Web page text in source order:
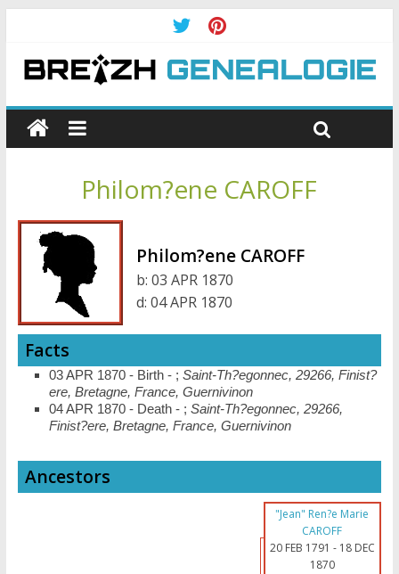
Philom?ene CAROFF
Philom?ene CAROFF
b: 03 APR 1870
d: 04 APR 1870
Facts
03 APR 1870 - Birth - ; Saint-Th?egonnec, 29266, Finist?
ere, Bretagne, France, Guernivinon
04 APR 1870 - Death - ; Saint-Th?egonnec, 29266,
Finist?ere, Bretagne, France, Guernivinon
Ancestors
"Jean" Ren?e Marie
CAROFF
20 FEB 1791 - 18 DEC
1870